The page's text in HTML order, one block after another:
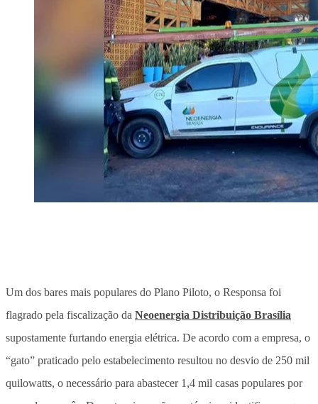
Um dos bares mais populares do Plano Piloto, o Responsa foi
flagrado pela fiscalização da Neoenergia Distribuição Brasília
supostamente furtando energia elétrica. De acordo com a empresa, o
“gato” praticado pelo estabelecimento resultou no desvio de 250 mil
quilowatts, o necessário para abastecer 1,4 mil casas populares por